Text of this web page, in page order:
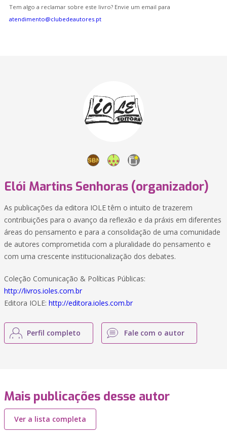
Tem algo a reclamar sobre este livro? Envie um email para
atendimento@clubedeautores.pt
Elói Martins Senhoras (organizador)
As publicações da editora IOLE têm o intuito de trazerem
contribuições para o avanço da reflexão e da práxis em diferentes
áreas do pensamento e para a consolidação de uma comunidade
de autores comprometida com a pluralidade do pensamento e
com uma crescente institucionalização dos debates.
Coleção Comunicação & Políticas Públicas:
http://livros.ioles.com.br
Editora IOLE: http://editora.ioles.com.br
Perfil completo Fale com o autor
Mais publicações desse autor
Ver a lista completa